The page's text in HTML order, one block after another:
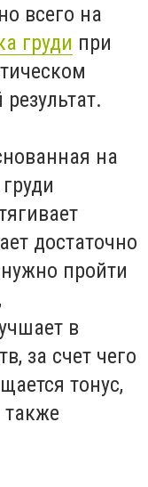
всего на
груди при
на
достаточно
пройти
в
за счет чего
тонус,